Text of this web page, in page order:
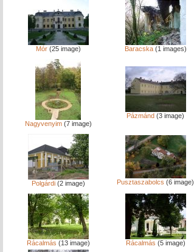
Mór(25 image) Baracska(1 images)
Nagyvenyim(7 image)
Pázmánd (3 image)
Polgárdi(2 image) Pusztaszabolcs (6 image)
Rácalmás (13 image) Rácalmás (5 image)